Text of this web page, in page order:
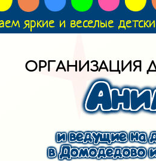
яркие и веселые
ОРГАНИЗАЦИЯ
и ведущие на
в Домодедово